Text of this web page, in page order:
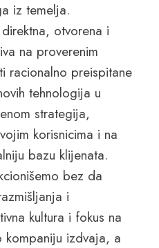
iz temelja.
otvorena i
na proverenim
racionalno preispitane
tehnologija u
strategija,
korisnicima i na
bazu klijenata.
bez da
i
kultura i fokus na
izdvaja, a